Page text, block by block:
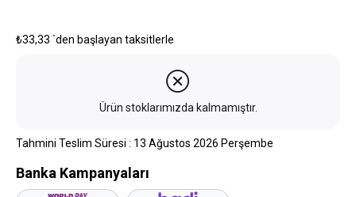
₺33,33 `den başlayan taksitlerle
Ürün stoklarımızda kalmamıştır.
Tahmini Teslim Süresi : 13 Ağustos 2026 Perşembe
Banka Kampanyaları